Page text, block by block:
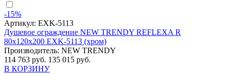
-15%
Артикул: EXK-5113
Душевое ограждение NEW TRENDY REFLEXA R
80x120x200 EXK-5113 (хром)
Производитель: NEW TRENDY
114 763 руб. 135 015 руб.
В КОРЗИНУ